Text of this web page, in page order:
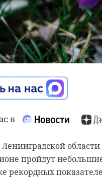
в
Ленинградской
пройдут
рекордных
в